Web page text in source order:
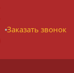
Заказать звонок